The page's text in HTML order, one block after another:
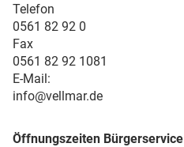
Telefon
0561 82 92 0
Fax
0561 82 92 1081
E-Mail:
info@vellmar.de
Öffnungszeiten Bürgerservice